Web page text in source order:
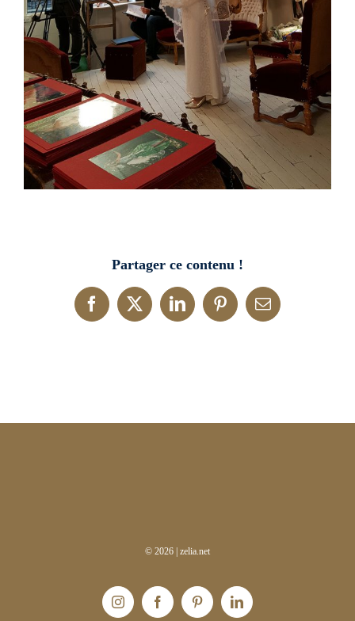
Partager ce contenu !
Facebook
X LinkedInPinterestEmail
© 2026 | zelia.net
InstagramFacebookPinterestLinkedIn